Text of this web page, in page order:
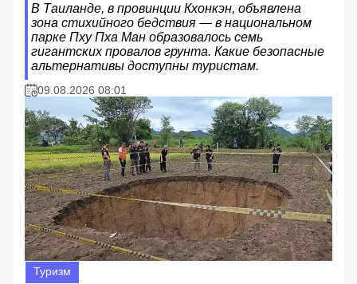
В Таиланде, в провинции Кхонкэн, объявлена
зона стихийного бедствия — в национальном
парке Пху Пха Ман образовалось семь
гигантских провалов грунта. Какие безопасные
альтернативы доступны туристам.
09.08.2026 08:01
Туризм